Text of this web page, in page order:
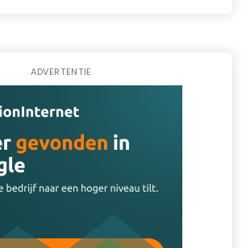
ADVERTENTIE